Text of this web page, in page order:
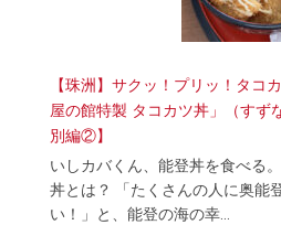
【珠洲】サクッ！プリッ！タコ
屋の館特製 タコカツ丼」（すず
別編②】
いしカバくん、能登丼を食べる
丼とは？ 「たくさんの人に奥能
い！」と、能登の海の幸…